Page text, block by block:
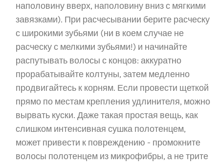
наполовину вверх, наполовину вниз с мягкими
завязками). При расчесывании берите расческу
с широкими зубьями (ни в коем случае не
расческу с мелкими зубьями!) и начинайте
распутывать волосы с концов: аккуратно
прорабатывайте колтуны, затем медленно
продвигайтесь к корням. Если провести щеткой
прямо по местам крепления удлинителя, можно
вырвать куски. Даже такая простая вещь, как
слишком интенсивная сушка полотенцем,
может привести к повреждению - промокните
волосы полотенцем из микрофибры, а не трите